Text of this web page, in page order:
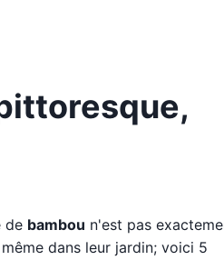
de bambou n'est pas
dans leur jardin; voici 5